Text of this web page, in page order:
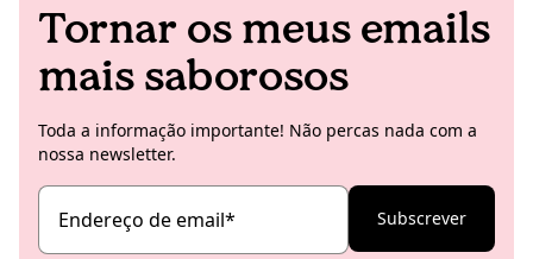
Tornar os meus emails
mais saborosos
Toda a informação importante! Não percas nada com a
nossa newsletter.
Endereço de email* Subscrever